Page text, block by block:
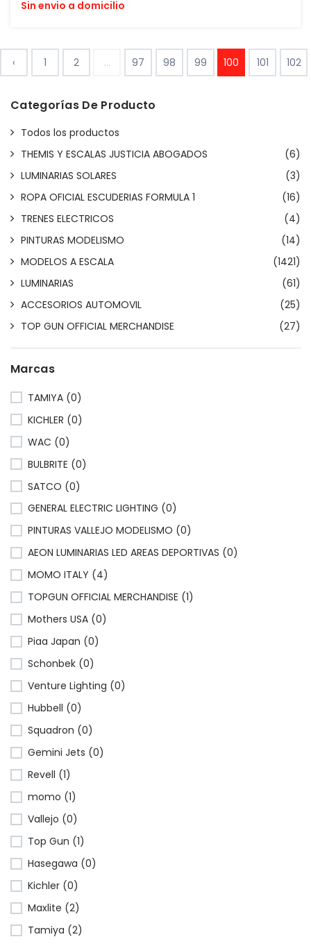
Sin envio a domicilio
‹ 1 2 ... 97 98 99 100 101 102
Categorías De Producto
Todos los productos
THEMIS Y ESCALAS JUSTICIA ABOGADOS
(6)
LUMINARIAS SOLARES
(3)
ROPA OFICIAL ESCUDERIAS FORMULA 1
(16)
TRENES ELECTRICOS
(4)
PINTURAS MODELISMO
(14)
MODELOS A ESCALA
(1421)
LUMINARIAS
(61)
ACCESORIOS AUTOMOVIL
(25)
TOP GUN OFFICIAL MERCHANDISE
(27)
Marcas
TAMIYA (0)
KICHLER (0)
WAC (0)
BULBRITE (0)
SATCO (0)
GENERAL ELECTRIC LIGHTING (0)
PINTURAS VALLEJO MODELISMO (0)
AEON LUMINARIAS LED AREAS DEPORTIVAS (0)
MOMO ITALY (4)
TOPGUN OFFICIAL MERCHANDISE (1)
Mothers USA (0)
Piaa Japan (0)
Schonbek (0)
Venture Lighting (0)
Hubbell (0)
Squadron (0)
Gemini Jets (0)
Revell (1)
momo (1)
Vallejo (0)
Top Gun (1)
Hasegawa (0)
Kichler (0)
Maxlite (2)
Tamiya (2)